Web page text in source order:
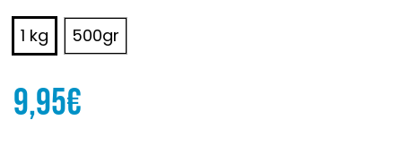
1 kg 500gr
9,95€